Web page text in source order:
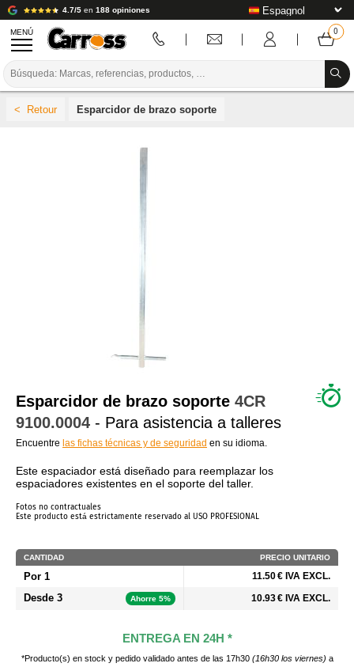
4.7/5 en 188 opiniones
MENÚ
CÓDIGO DE COLORES
INSTALACIÓN DE LABORATORIO
Esparcidor de brazo soporte
Esparcidor de brazo soporte 4CR
9100.0004 - Para asistencia a talleres
Encuentre las fichas técnicas y de seguridad en su idioma.
Este espaciador está diseñado para reemplazar los
espaciadores existentes en el soporte del taller.
Fotos no contractuales
Este producto está estrictamente reservado al USO PROFESIONAL
CANTIDAD PRECIO UNITARIO
Por 1 11.50 € IVA EXCL.
Desde 3 Ahorre 5% 10.93 € IVA EXCL.
ENTREGA EN 24H *
*Producto(s) en stock y pedido validado antes de las 17h30 (16h30 los viernes) a